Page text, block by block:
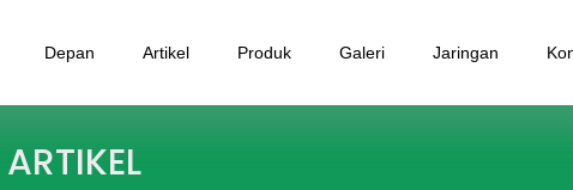
Depan Artikel Produk Galeri Jaringan
ARTIKEL